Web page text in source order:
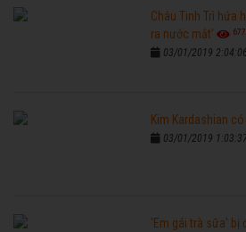
Châu Tinh Trì hứa
ra nước mắt'
03/01/2019
Kim Kardashian
03/01/2019
'Em gái trà sữa' bị